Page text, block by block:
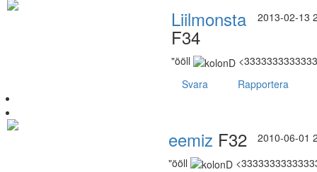
2013-02-13
Liilmonsta
F34
"ööll
Svara
Rapportera
2010-06-01
eemiz F32
"ööll